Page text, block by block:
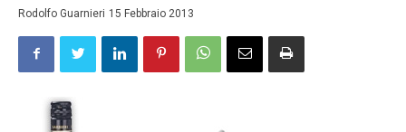
Rodolfo Guarnieri 15 Febbraio 2013